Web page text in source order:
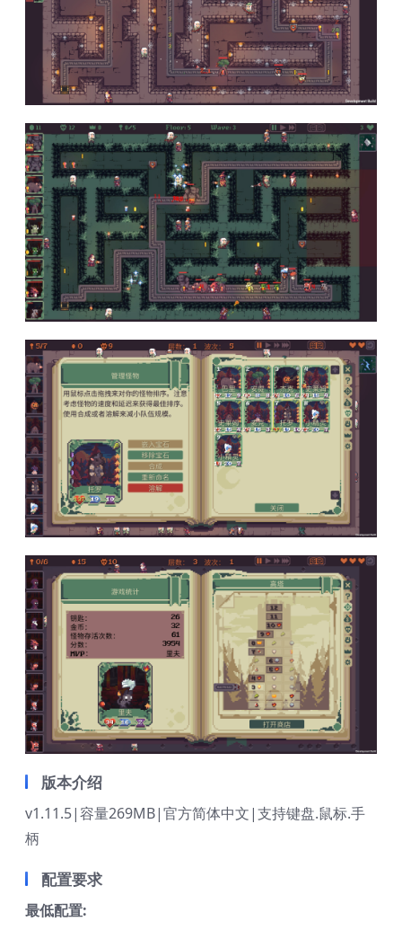
版本介绍
v1.11.5|容量269MB|官方简体中文|支持键盘.鼠标.手
柄
配置要求
最低配置: